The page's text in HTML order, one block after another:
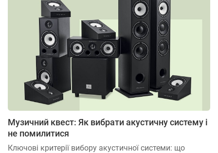
Музичний квест: Як вибрати акустичну систему і
не помилитися
Ключові критерії вибору акустичної системи: що